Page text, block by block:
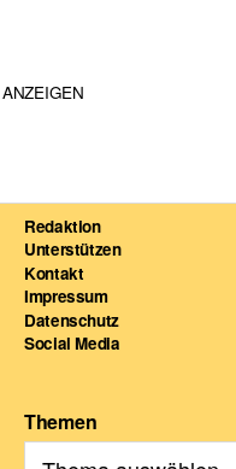
ANZEIGEN
Redaktion
Unterstützen
Kontakt
Impressum
Datenschutz
Social Media
Themen